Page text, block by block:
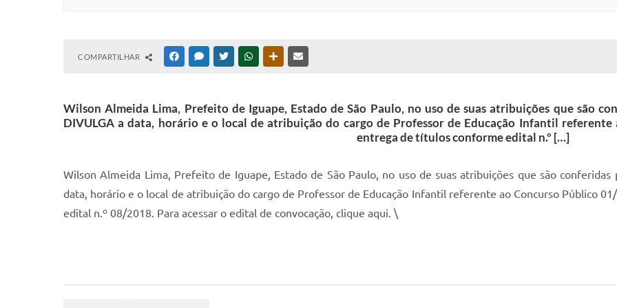
COMPARTILHAR FACEBOOKMESSENGER
TWITTERWHATSAPPOUTRAS MÍDIAS
Wilson Almeida Lima, Prefeito de Iguape, Estado de São Paulo, no uso de suas atribuições que são
DIVULGA a data, horário e o local de atribuição do cargo de Professor de Educação Infantil
entrega de títulos conforme edital n.º […]
Wilson Almeida Lima, Prefeito de Iguape, Estado de São Paulo, no uso de suas atribuições que são conferidas
data, horário e o local de atribuição do cargo de Professor de Educação Infantil referente ao Concurso Público
edital n.º 08/2018. Para acessar o edital de convocação, clique aqui. \